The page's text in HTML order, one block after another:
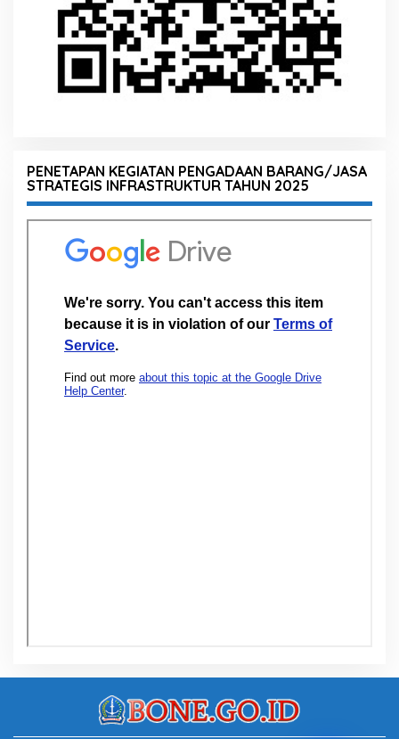
PENETAPAN KEGIATAN PENGADAAN BARANG/JASA
STRATEGIS INFRASTRUKTUR TAHUN 2025